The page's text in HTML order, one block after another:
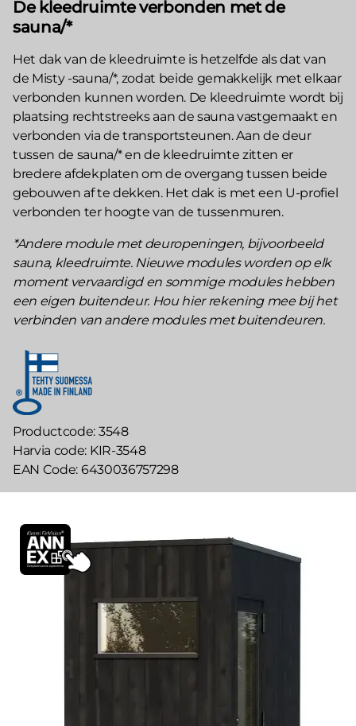
De kleedruimte verbonden met de
sauna/*
Het dak van de kleedruimte is hetzelfde als dat van
de Misty -sauna/*, zodat beide gemakkelijk met elkaar
verbonden kunnen worden. De kleedruimte wordt bij
plaatsing rechtstreeks aan de sauna vastgemaakt en
verbonden via de transportsteunen. Aan de deur
tussen de sauna/* en de kleedruimte zitten er
bredere afdekplaten om de overgang tussen beide
gebouwen af te dekken. Het dak is met een U-profiel
verbonden ter hoogte van de tussenmuren.
*Andere module met deuropeningen, bijvoorbeeld
sauna, kleedruimte. Nieuwe modules worden op elk
moment vervaardigd en sommige modules hebben
een eigen buitendeur. Hou hier rekening mee bij het
verbinden van andere modules met buitendeuren.
Productcode 3548
Harvia code KIR-3548
EAN Code 6430036757298